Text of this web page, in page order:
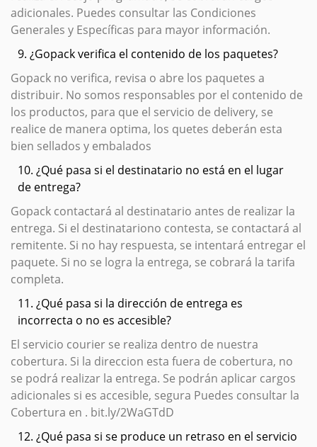
adicionales. Puedes consultar las Condiciones
Generales y Específicas para mayor información.
9. ¿Gopack verifica el contenido de los paquetes?
Gopack no verifica, revisa o abre los paquetes a
distribuir. No somos responsables por el contenido de
los productos, para que el servicio de delivery, se
realice de manera optima, los quetes deberán esta
bien sellados y embalados
10. ¿Qué pasa si el destinatario no está en el lugar
de entrega?
Gopack contactará al destinatario antes de realizar la
entrega. Si el destinatariono contesta, se contactará al
remitente. Si no hay respuesta, se intentará entregar el
paquete. Si no se logra la entrega, se cobrará la tarifa
completa.
11. ¿Qué pasa si la dirección de entrega es
incorrecta o no es accesible?
El servicio courier se realiza dentro de nuestra
cobertura. Si la direccion esta fuera de cobertura, no
se podrá realizar la entrega. Se podrán aplicar cargos
adicionales si es accesible, segura Puedes consultar la
Cobertura en . bit.ly/2WaGTdD
12. ¿Qué pasa si se produce un retraso en el servicio